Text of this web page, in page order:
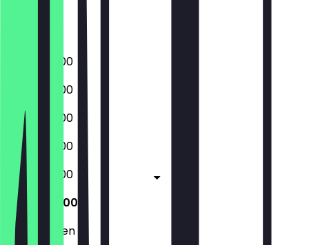
06:00 - 18:00
06:00 - 18:00
06:00 - 18:00
06:00 - 18:00
06:00 - 18:00
06:30 - 13:00
Geschlossen